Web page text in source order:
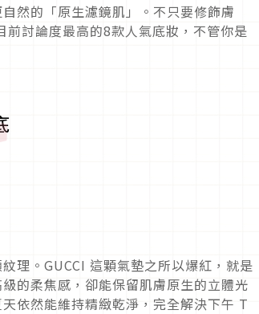
然的「原生濾鏡肌」。不只要修飾膚
討論度最高的8款人氣底妝，不管你是
理。GUCCI 這顆氣墊之所以爆紅，就是
的柔焦感，卻能保留肌膚原生的立體光
依然能維持精緻乾淨，完全解決下午 T